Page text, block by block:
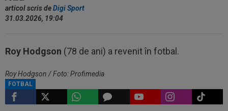
articol scris deDigi Sport
31.03.2026, 19:04
Roy Hodgson (78 de ani) a revenit în fotbal.
FOTBAL
Roy Hodgson / Foto: Profimedia